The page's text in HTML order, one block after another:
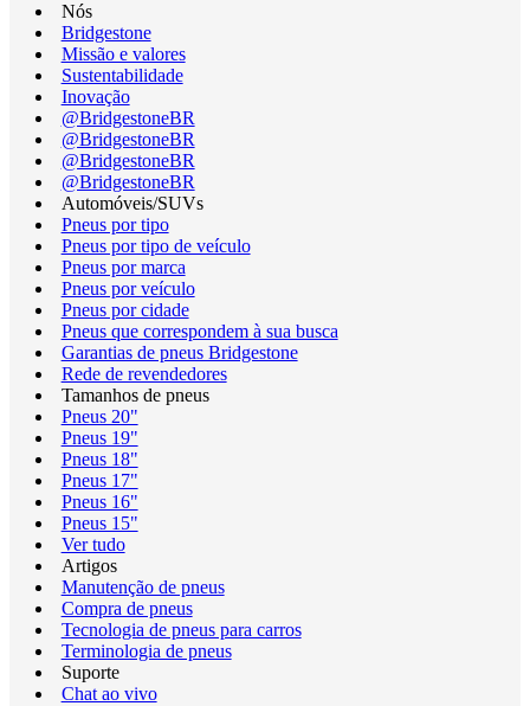
Nós
Bridgestone
Missão e valores
Sustentabilidade
Inovação
@BridgestoneBR
@BridgestoneBR
@BridgestoneBR
@BridgestoneBR
Automóveis/SUVs
Pneus por tipo
Pneus por tipo de veículo
Pneus por marca
Pneus por veículo
Pneus por cidade
Pneus que correspondem à sua busca
Garantias de pneus Bridgestone
Rede de revendedores
Tamanhos de pneus
Pneus 20"
Pneus 19"
Pneus 18"
Pneus 17"
Pneus 16"
Pneus 15"
Ver tudo
Artigos
Manutenção de pneus
Compra de pneus
Tecnologia de pneus para carros
Terminologia de pneus
Suporte
Chat ao vivo